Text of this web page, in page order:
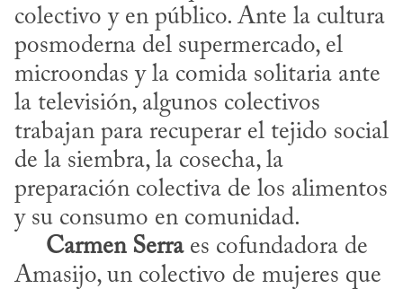
colectivo y en público. Ante la cultura
posmoderna del supermercado, el
microondas y la comida solitaria ante
la televisión, algunos colectivos
trabajan para recuperar el tejido social
de la siembra, la cosecha, la
preparación colectiva de los alimentos
y su consumo en comunidad.
Carmen Serra es cofundadora de
Amasijo, un colectivo de mujeres que